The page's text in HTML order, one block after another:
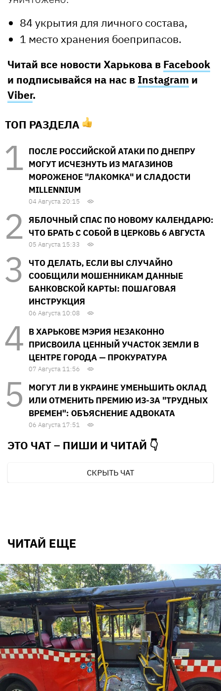
84 укрытия для личного состава,
1 место хранения боеприпасов.
Читай все новости Харькова в Facebook
и подписывайся на нас в Instagram и
Viber.
ТОП РАЗДЕЛА
ПОСЛЕ РОССИЙСКОЙ АТАКИ ПО ДНЕПРУ
МОГУТ ИСЧЕЗНУТЬ ИЗ МАГАЗИНОВ
МОРОЖЕНОЕ "ЛАКОМКА" И СЛАДОСТИ
MILLENNIUM
04 Августа 20:15
ЯБЛОЧНЫЙ СПАС ПО НОВОМУ КАЛЕНДАРЮ:
ЧТО БРАТЬ С СОБОЙ В ЦЕРКОВЬ 6 АВГУСТА
05 Августа 15:33
ЧТО ДЕЛАТЬ, ЕСЛИ ВЫ СЛУЧАЙНО
СООБЩИЛИ МОШЕННИКАМ ДАННЫЕ
БАНКОВСКОЙ КАРТЫ: ПОШАГОВАЯ
ИНСТРУКЦИЯ
06 Августа 10:08
В ХАРЬКОВЕ МЭРИЯ НЕЗАКОННО
ПРИСВОИЛА ЦЕННЫЙ УЧАСТОК ЗЕМЛИ В
ЦЕНТРЕ ГОРОДА — ПРОКУРАТУРА
07 Августа 11:56
МОГУТ ЛИ В УКРАИНЕ УМЕНЬШИТЬ ОКЛАД
ИЛИ ОТМЕНИТЬ ПРЕМИЮ ИЗ-ЗА "ТРУДНЫХ
ВРЕМЕН": ОБЪЯСНЕНИЕ АДВОКАТА
06 Августа 17:51
ЭТО ЧАТ – ПИШИ И ЧИТАЙ 👇
СКРЫТЬ ЧАТ
ЧИТАЙ ЕЩЕ